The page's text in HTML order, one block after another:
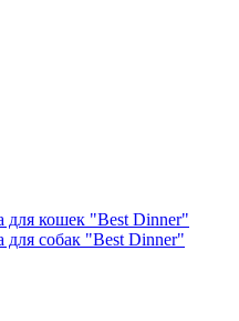
кошек "Best Dinner"
собак "Best Dinner"